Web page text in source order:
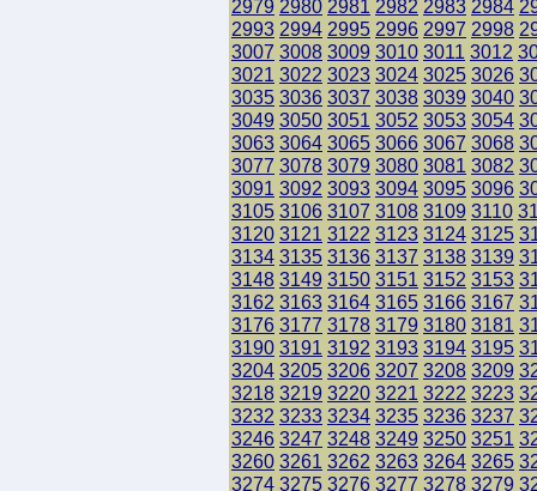
2979 2980 2981 2982 2983 2984
2993 2994 2995 2996 2997 2998
3007 3008 3009 3010 3011 3012
3021 3022 3023 3024 3025 3026
3035 3036 3037 3038 3039 3040
3049 3050 3051 3052 3053 3054
3063 3064 3065 3066 3067 3068
3077 3078 3079 3080 3081 3082
3091 3092 3093 3094 3095 3096
3105 3106 3107 3108 3109 3110
3120 3121 3122 3123 3124 3125
3134 3135 3136 3137 3138 3139
3148 3149 3150 3151 3152 3153
3162 3163 3164 3165 3166 3167
3176 3177 3178 3179 3180 3181
3190 3191 3192 3193 3194 3195
3204 3205 3206 3207 3208 3209
3218 3219 3220 3221 3222 3223
3232 3233 3234 3235 3236 3237
3246 3247 3248 3249 3250 3251
3260 3261 3262 3263 3264 3265
3274 3275 3276 3277 3278 3279